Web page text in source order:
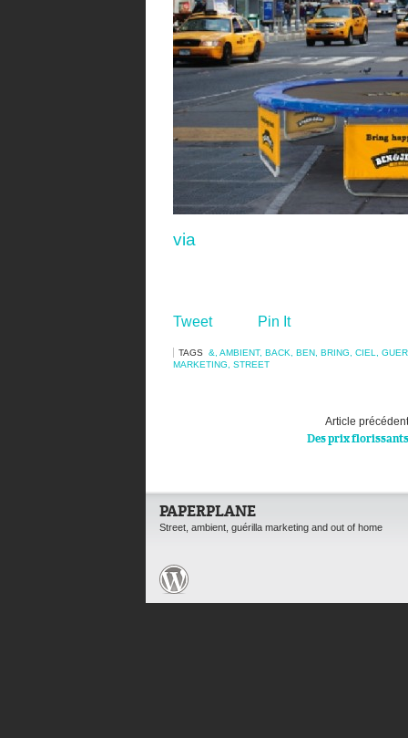
via
Tweet Pin It
TAGS &, AMBIENT, BACK, BEN, BRING, CIEL,
MARKETING, STREET
Article précédent
Des prix florissants
PAPERPLANE
Street, ambient, guérilla marketing and out of home